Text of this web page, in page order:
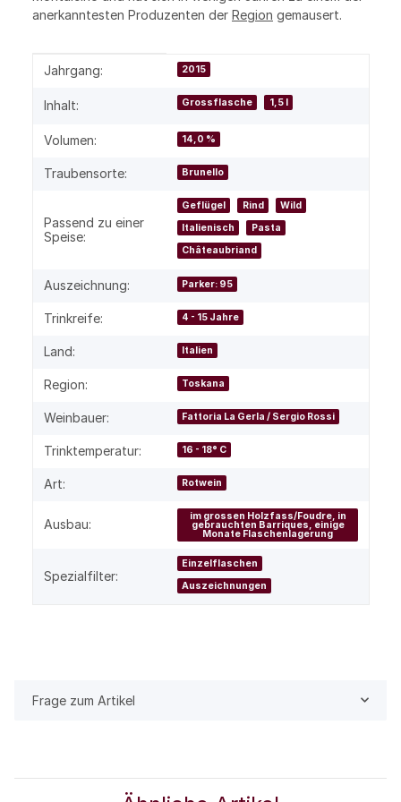
anerkanntesten Produzenten der Region gemausert.
Produkteigenschaft
Wert
Jahrgang: 2015
Inhalt: Grossflasche 1,5 l
Volumen: 14,0 %
Traubensorte: Brunello
Passend zu einer
Speise:
Geflügel Rind
Wild
Italienisch
Pasta
Châteaubriand
Auszeichnung: Parker: 95
Trinkreife: 4 - 15 Jahre
Land: Italien
Region: Toskana
Weinbauer: Fattoria La Gerla / Sergio Rossi
Trinktemperatur: 16 - 18° C
Art: Rotwein
Ausbau:
im grossen Holzfass/Foudre, in
gebrauchten Barriques, einige
Monate Flaschenlagerung
Spezialfilter:
Einzelflaschen
Auszeichnungen
Frage zum Artikel